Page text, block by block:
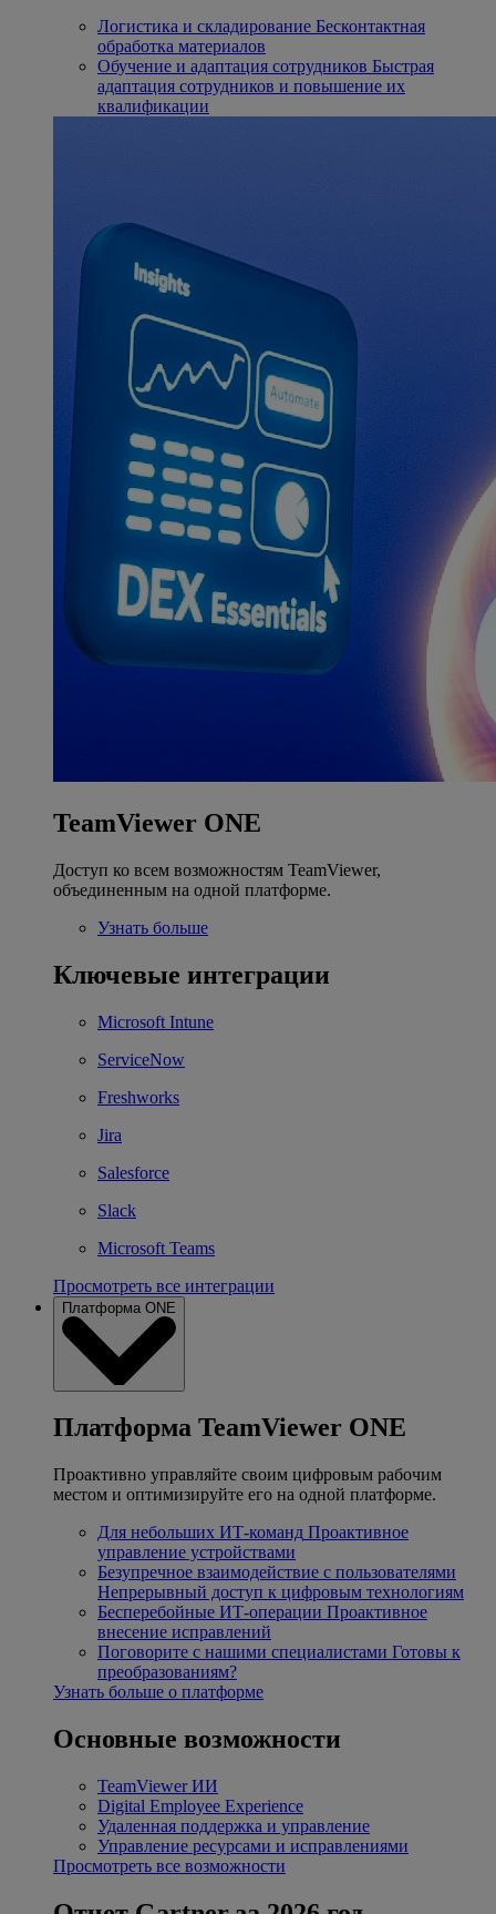
Логистика и складирование Бесконтактная
обработка материалов
Обучение и адаптация сотрудников Быстрая
адаптация сотрудников и повышение их
квалификации
TeamViewer ONE
Доступ ко всем возможностям TeamViewer,
объединенным на одной платформе.
Узнать больше
Ключевые интеграции
Microsoft Intune
ServiceNow
Freshworks
Jira
Salesforce
Slack
Microsoft Teams
Просмотреть все интеграции
Платформа ONE
Платформа TeamViewer ONE
Проактивно управляйте своим цифровым рабочим
местом и оптимизируйте его на одной платформе.
Для небольших ИТ-команд Проактивное
управление устройствами
Безупречное взаимодействие с пользователями
Непрерывный доступ к цифровым технологиям
Бесперебойные ИТ-операции Проактивное
внесение исправлений
Поговорите с нашими специалистами Готовы к
преобразованиям?
Узнать больше о платформе
Основные возможности
TeamViewer ИИ
Digital Employee Experience
Удаленная поддержка и управление
Управление ресурсами и исправлениями
Просмотреть все возможности